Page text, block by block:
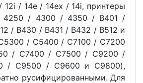
12i / 14e / 14ex / 14i, принтеры
4250 / 4300 / 4350 / B401 /
/ B430 / B431 / B432 / B512 и
/ C5400 / C7100 / С7200
/ C7400 / C7500 / C9200 /
/ C9500 / C9600 и C9800),
русифицированными. Для